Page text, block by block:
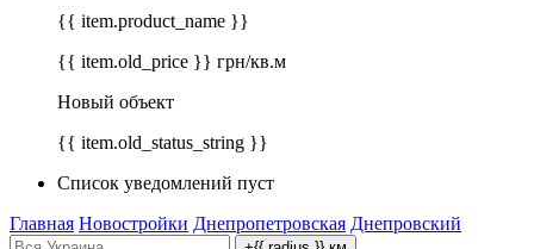
{{ item.product_name }}
{{ item.old_price }} грн/кв.м
Новый объект
{{ item.old_status_string }}
Список уведомлений пуст
Главная Новостройки Днепропетровская Днепровский